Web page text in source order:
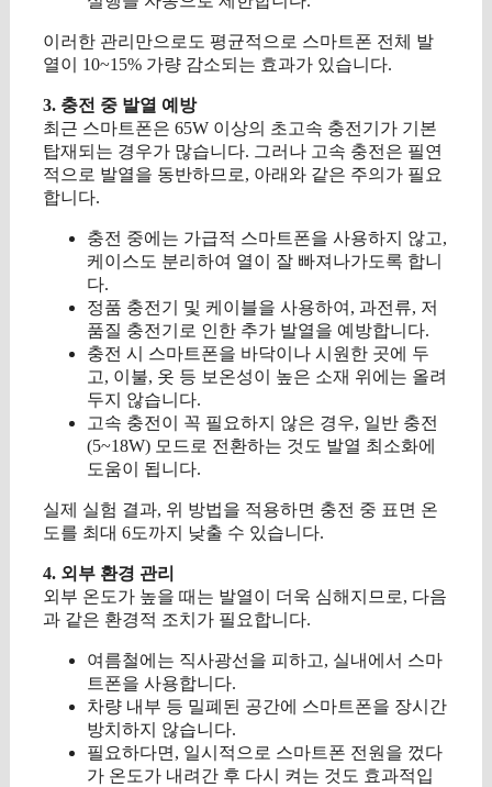
이러한 관리만으로도 평균적으로 스마트폰 전체 발
열이 10~15% 가량 감소되는 효과가 있습니다.
3. 충전 중 발열 예방
최근 스마트폰은 65W 이상의 초고속 충전기가 기본
탑재되는 경우가 많습니다. 그러나 고속 충전은 필연
적으로 발열을 동반하므로, 아래와 같은 주의가 필요
합니다.
충전 중에는 가급적 스마트폰을 사용하지 않고,
케이스도 분리하여 열이 잘 빠져나가도록 합니
다.
정품 충전기 및 케이블을 사용하여, 과전류, 저
품질 충전기로 인한 추가 발열을 예방합니다.
충전 시 스마트폰을 바닥이나 시원한 곳에 두
고, 이불, 옷 등 보온성이 높은 소재 위에는 올려
두지 않습니다.
고속 충전이 꼭 필요하지 않은 경우, 일반 충전
(5~18W) 모드로 전환하는 것도 발열 최소화에
도움이 됩니다.
실제 실험 결과, 위 방법을 적용하면 충전 중 표면 온
도를 최대 6도까지 낮출 수 있습니다.
4. 외부 환경 관리
외부 온도가 높을 때는 발열이 더욱 심해지므로, 다음
과 같은 환경적 조치가 필요합니다.
여름철에는 직사광선을 피하고, 실내에서 스마
트폰을 사용합니다.
차량 내부 등 밀폐된 공간에 스마트폰을 장시간
방치하지 않습니다.
필요하다면, 일시적으로 스마트폰 전원을 껐다
가 온도가 내려간 후 다시 켜는 것도 효과적입